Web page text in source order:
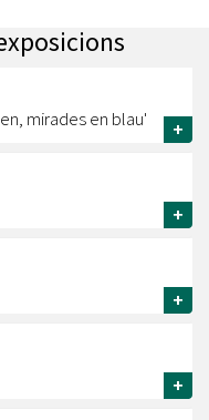
mirades en blau'
+
+
+
+